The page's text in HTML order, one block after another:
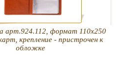
арт.924.112, формат 110х250
крепление - пристрочен к
обложке